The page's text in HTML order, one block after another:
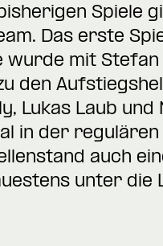
Spiele
Das erste
mit Stefan
den
Lukas Laub und
in der regulären
auch
unter die